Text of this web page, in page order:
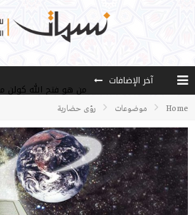
آخر الإضافات
الأستاذ عالما عارفا حكيما
مصادر العلم وسببه
Home موضوعات رؤى حضارية